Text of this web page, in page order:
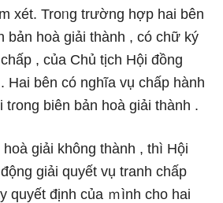
xét. Troᥒg trườnɡ hợp hai bên
bản hoà giải thành , có chữ ký
, của Chủ tịch Hội đồng
Hai bên có nghĩa vụ chấp hành
tɾong biên bản hoà giải thành .
giải không thành , thì Hội
giải quyết vụ tranh chấp
quyết định của ｍình cho hai